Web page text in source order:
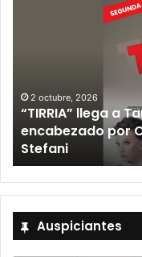
2 octubre, 2026
“TIRRIA” llega a
encabezado por
Stefani
Auspiciantes